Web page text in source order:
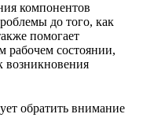
компонентов
до того, как
помогает
рабочем состоянии,
возникновения
обратить внимание